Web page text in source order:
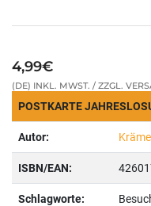
4,99€
(DE) INKL. MWST. / ZZGL.
POSTKARTE
Autor:
ISBN/EAN:
Schlagworte: